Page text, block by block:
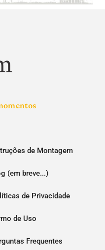
de Montagem
(em breve...)
de Privacidade
de Uso
Frequentes